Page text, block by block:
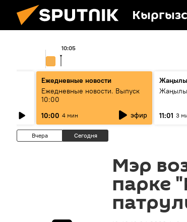
10:05
Ежедневные новости
Ежедневные новости. Выпуск
10:00
10:00 4 мин эфир 11:01 3
Вчера Сегодня
Мэр
парке